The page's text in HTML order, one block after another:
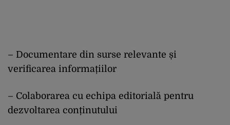
– Documentare din surse relevante și
verificarea informațiilor
– Colaborarea cu echipa editorială pentru
dezvoltarea conținutului